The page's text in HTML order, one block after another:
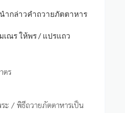
ำกล่าวคำถวายภัตตาหาร
เณร ให้พร / แปรแถว
ตร
ะ / พิธีถวายภัตตาหารเป็น